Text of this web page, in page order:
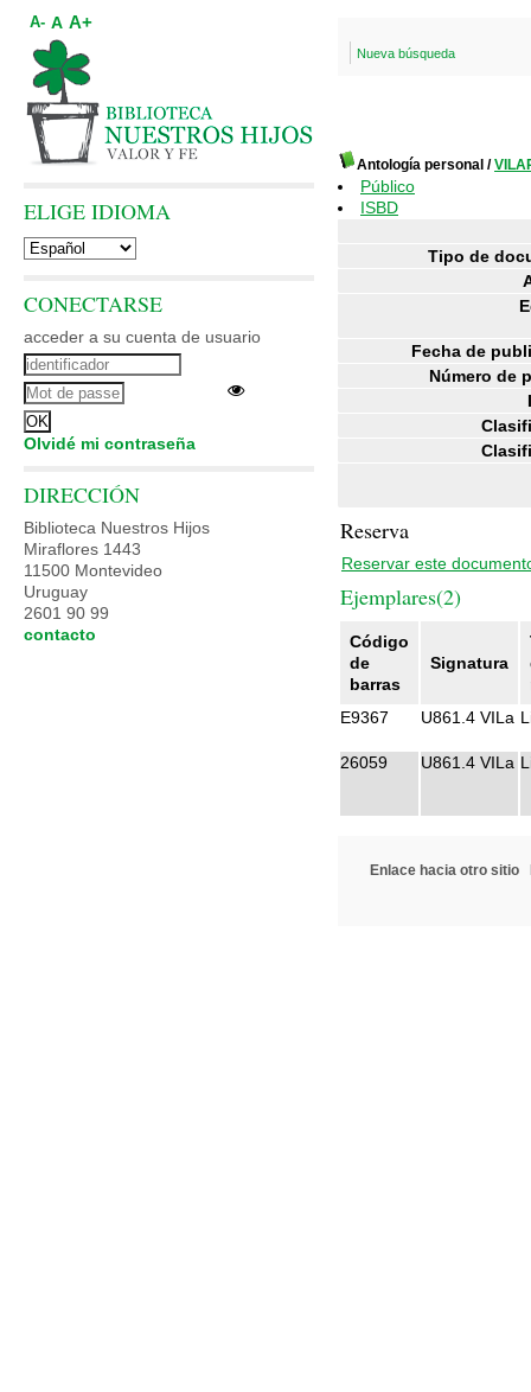
Nueva búsqueda
Antología personal /
Público
ISBD
Tipo de
Fecha de
Número de
Reserva
Reservar este
Ejemplares(2)
Código
de
barras
Signatura
E9367
U861.4 VILa
26059 U861.4 VILa
Enlace hacia otro sitio
A- A A+
ELIGE IDIOMA
CONECTARSE
acceder a su cuenta de usuario
Olvidé mi contraseña
DIRECCIÓN
Biblioteca Nuestros Hijos
Miraflores 1443
11500 Montevideo
Uruguay
2601 90 99
contacto